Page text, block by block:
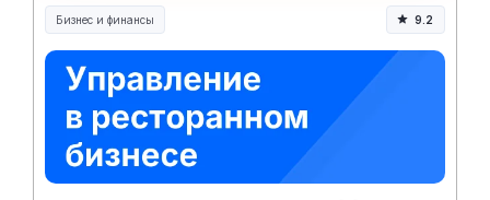
Бизнес и финансы 9.2